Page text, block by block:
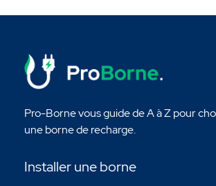
Pro-Borne vous guide de A à Z pour
une borne de recharge.
Installer une borne